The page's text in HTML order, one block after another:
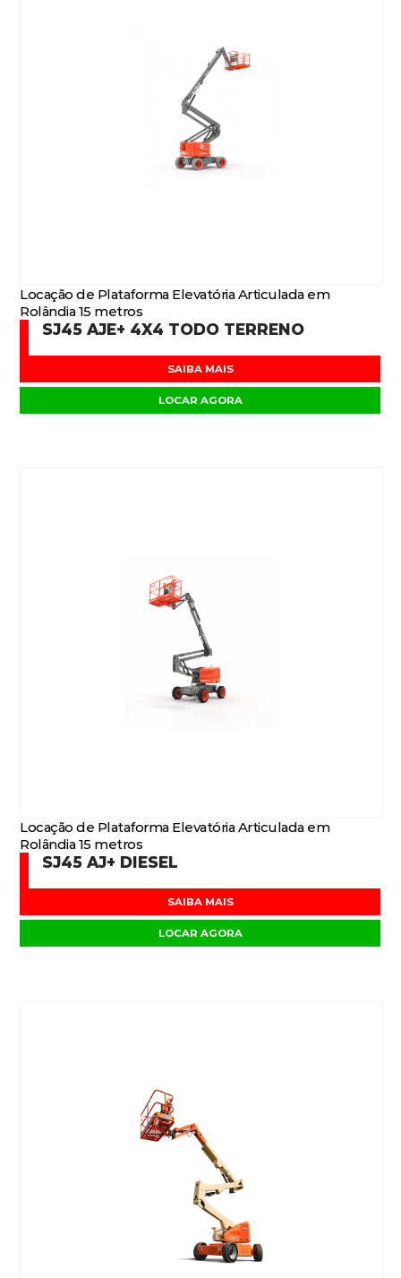
Locação de Plataforma Elevatória Articulada em
Rolândia 15 metros
SJ45 AJE+ 4X4 TODO TERRENO
SAIBA MAIS
LOCAR AGORA
Locação de Plataforma Elevatória Articulada em
Rolândia 15 metros
SJ45 AJ+ DIESEL
SAIBA MAIS
LOCAR AGORA